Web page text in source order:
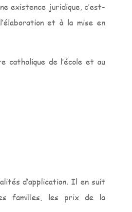
existence juridique, c’est-
et à la mise en
catholique de l’école et au
d’application. Il en suit
familles, les prix de la